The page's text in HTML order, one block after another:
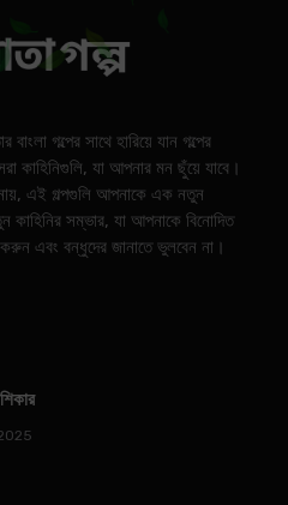
গল্পের সাথে হারিয়ে যান গল্পের
কাহিনিগুলি, যা আপনার মন ছুঁয়ে যাবে।
এই গল্পগুলি আপনাকে এক নতুন
কাহিনির সম্ভার, যা আপনাকে বিনোদিত
এবং বন্ধুদের জানাতে ভুলবেন না।